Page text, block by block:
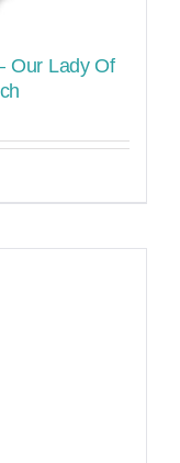
Our Lady Of